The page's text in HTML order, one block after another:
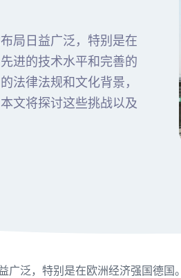
局日益广泛，特别是在
进的技术水平和完善的
法律法规和文化背景，
文将探讨这些挑战以及
广泛，特别是在欧洲经济强国德国